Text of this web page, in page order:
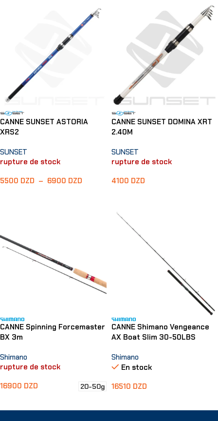
CANNE SUNSET ASTORIA
XRS2
SUNSET
rupture de stock
5500 DZD – 6900 DZD
CANNE SUNSET DOMINA XRT
2.40M
SUNSET
rupture de stock
4100 DZD
CANNE Spinning Forcemaster
BX 3m
Shimano
rupture de stock
16900 DZD 20-50g
CANNE Shimano Vengeance
AX Boat Slim 30-50LBS
Shimano
En stock
16510 DZD